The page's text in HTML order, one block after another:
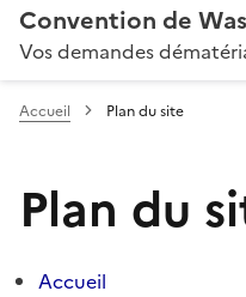
Convention de
Vos demandes
Accueil Plan du site
Plan du
Accueil